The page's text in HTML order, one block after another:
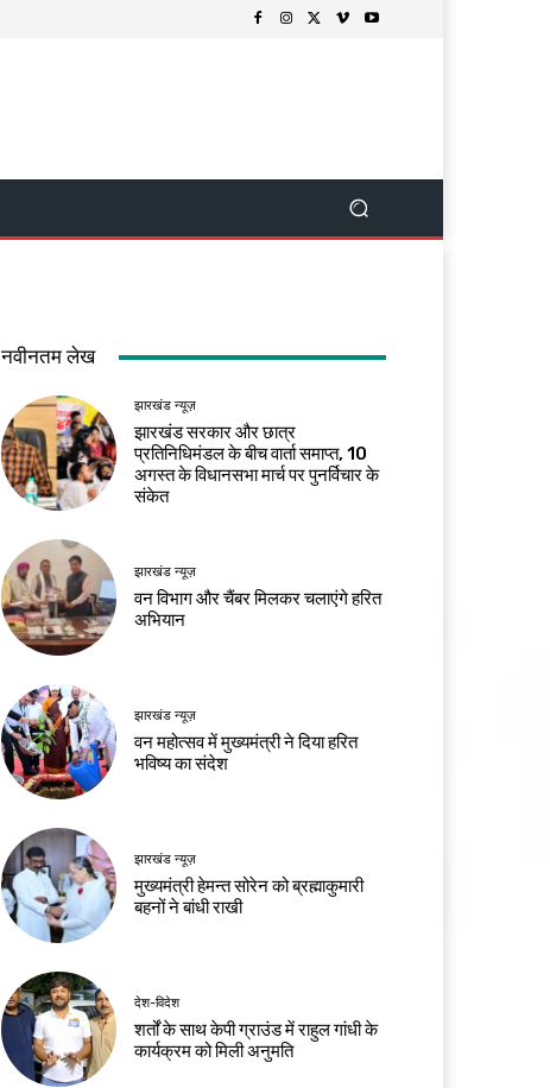
नवीनतम लेख
झारखंड न्यूज़
झारखंड सरकार और छात्र
प्रतिनिधिमंडल के बीच वार्ता समाप्त, 10
अगस्त के विधानसभा मार्च पर पुनर्विचार के
संकेत
झारखंड न्यूज़
वन विभाग और चैंबर मिलकर चलाएंगे हरित
अभियान
झारखंड न्यूज़
वन महोत्सव में मुख्यमंत्री ने दिया हरित
भविष्य का संदेश
झारखंड न्यूज़
मुख्यमंत्री हेमन्त सोरेन को ब्रह्माकुमारी
बहनों ने बांधी राखी
देश-विदेश
शर्तों के साथ केपी ग्राउंड में राहुल गांधी के
कार्यक्रम को मिली अनुमति